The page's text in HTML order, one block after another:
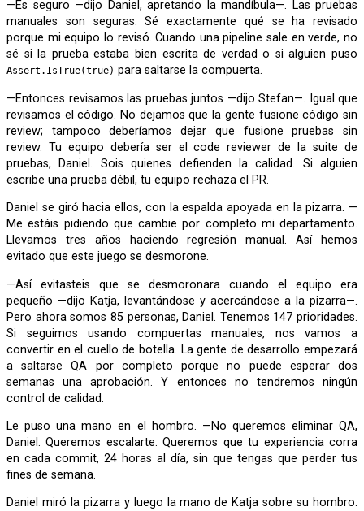
—Es seguro —dijo Daniel, apretando la mandíbula—. Las pruebas
manuales son seguras. Sé exactamente qué se ha revisado
porque mi equipo lo revisó. Cuando una pipeline sale en verde, no
sé si la prueba estaba bien escrita de verdad o si alguien puso
Assert.IsTrue(true) para saltarse la compuerta.
—Entonces revisamos las pruebas juntos —dijo Stefan—. Igual que
revisamos el código. No dejamos que la gente fusione código sin
review; tampoco deberíamos dejar que fusione pruebas sin
review. Tu equipo debería ser el code reviewer de la suite de
pruebas, Daniel. Sois quienes defienden la calidad. Si alguien
escribe una prueba débil, tu equipo rechaza el PR.
Daniel se giró hacia ellos, con la espalda apoyada en la pizarra. —
Me estáis pidiendo que cambie por completo mi departamento.
Llevamos tres años haciendo regresión manual. Así hemos
evitado que este juego se desmorone.
—Así evitasteis que se desmoronara cuando el equipo era
pequeño —dijo Katja, levantándose y acercándose a la pizarra—.
Pero ahora somos 85 personas, Daniel. Tenemos 147 prioridades.
Si seguimos usando compuertas manuales, nos vamos a
convertir en el cuello de botella. La gente de desarrollo empezará
a saltarse QA por completo porque no puede esperar dos
semanas una aprobación. Y entonces no tendremos ningún
control de calidad.
Le puso una mano en el hombro. —No queremos eliminar QA,
Daniel. Queremos escalarte. Queremos que tu experiencia corra
en cada commit, 24 horas al día, sin que tengas que perder tus
fines de semana.
Daniel miró la pizarra y luego la mano de Katja sobre su hombro.